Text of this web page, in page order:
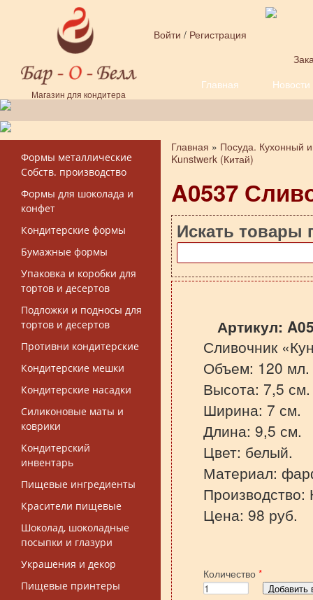
Перейти к основному содержанию
Магазин для кондитера
Войти / Регистрация
Главная
Новости
Форма поиска
Формы металлические
Собств. производство
Формы для шоколада и
конфет
Кондитерские формы
Бумажные формы
Упаковка и коробки для
тортов и десертов
Подложки и подносы для
тортов и десертов
Противни кондитерские
Кондитерские мешки
Кондитерские насадки
Силиконовые маты и
коврики
Кондитерский
инвентарь
Пищевые ингредиенты
Красители пищевые
Шоколад, шоколадные
посыпки и глазури
Украшения и декор
Пищевые принтеры
Вы здесь
Главная » Посуда. Кухонный
Kunstwerk (Китай)
A0537
Искать товары
Артикул:
Сливочник
Объем: 120 мл.
Высота: 7,5 см.
Ширина: 7 см.
Длина: 9,5 см.
Цвет: белый.
Материал:
Производство:
Цена: 98 руб.
Количество *